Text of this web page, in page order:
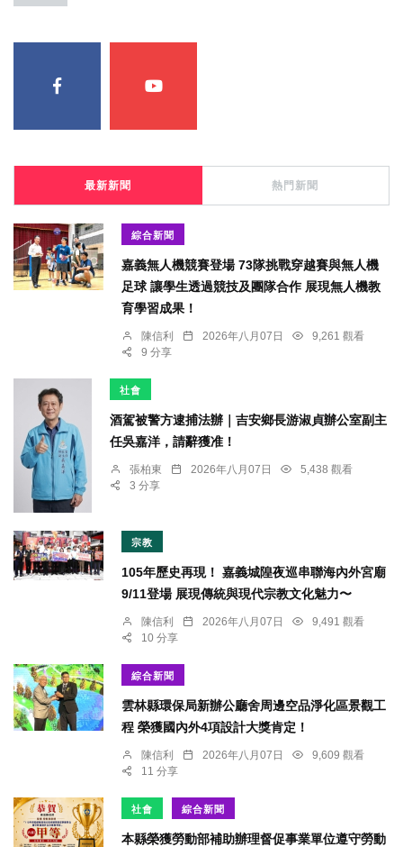
最新新聞 熱門新聞
綜合新聞
嘉義無人機競賽登場 73隊挑戰穿越賽與無人機
足球 讓學生透過競技及團隊合作 展現無人機教
育學習成果！
陳信利 2026年八月07日
9,261 觀看
9 分享
社會
酒駕被警方逮捕法辦｜吉安鄉長游淑貞辦公室副主
任吳嘉洋，請辭獲准！
張柏東 2026年八月07日
5,438 觀看
3 分享
宗教
105年歷史再現！ 嘉義城隍夜巡串聯海內外宮廟
9/11登場 展現傳統與現代宗教文化魅力〜
陳信利 2026年八月07日
9,491 觀看
10 分享
綜合新聞
雲林縣環保局新辦公廳舍周邊空品淨化區景觀工
程 榮獲國內外4項設計大獎肯定！
陳信利 2026年八月07日
9,609 觀看
11 分享
社會 綜合新聞
本縣榮獲勞動部補助辦理督促事業單位遵守勞動